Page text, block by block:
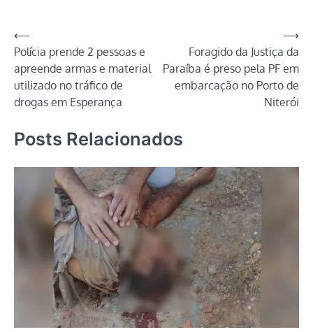
Navegação
de
Post
⟵
Polícia prende 2 pessoas e
apreende armas e material
utilizado no tráfico de
drogas em Esperança
Foragido da Justiça da
Paraíba é preso pela PF em
embarcação no Porto de
Niterói
⟶
Posts Relacionados